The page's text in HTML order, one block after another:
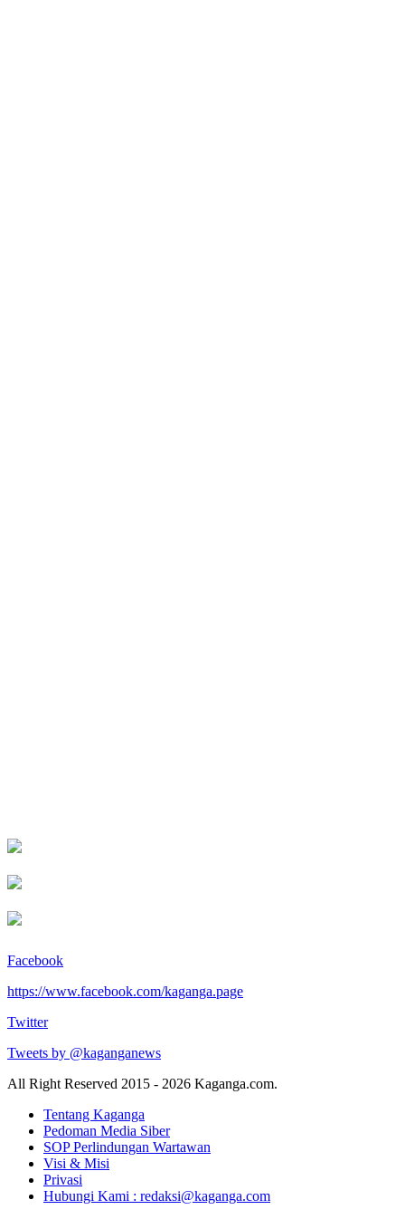
Facebook
https://www.facebook.com/kaganga.page
Twitter
Tweets by @kaganganews
All Right Reserved 2015 - 2026 Kaganga.com.
Tentang Kaganga
Pedoman Media Siber
SOP Perlindungan Wartawan
Visi & Misi
Privasi
Hubungi Kami : redaksi@kaganga.com